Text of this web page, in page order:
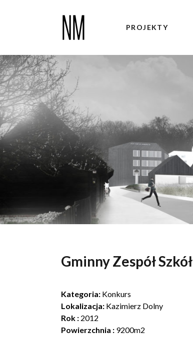
PROJEKTY
Gminny Zespół Szkół
Kategoria: Konkurs
Lokalizacja: Kazimierz Dolny
Rok : 2012
Powierzchnia : 9200m2